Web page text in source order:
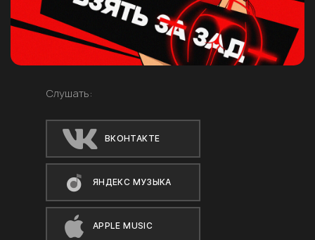
Слушать:
ВКОНТАКТЕ
ЯНДЕКС МУЗЫКА
APPLE MUSIC